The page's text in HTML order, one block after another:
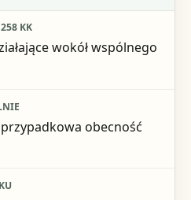
kk
wokół wspólnego
obecność